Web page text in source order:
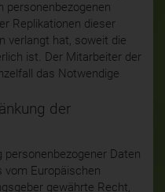
personenbezogenen
Replikationen dieser
verlangt hat, soweit die
ist. Der Mitarbeiter der
das Notwendige
der
personenbezogener Daten
vom Europäischen
gewährte Recht,